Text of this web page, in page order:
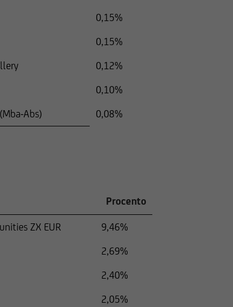
0,15%
0,15%
0,12%
0,10%
Abs)
0,08%
Procento
ZX EUR
9,46%
2,69%
2,40%
2,05%